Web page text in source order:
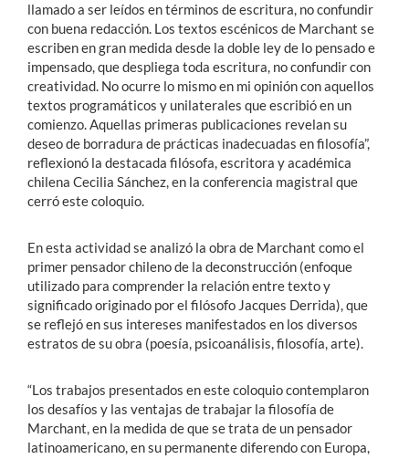
llamado a ser leídos en términos de escritura, no confundir
con buena redacción. Los textos escénicos de Marchant se
escriben en gran medida desde la doble ley de lo pensado e
impensado, que despliega toda escritura, no confundir con
creatividad. No ocurre lo mismo en mi opinión con aquellos
textos programáticos y unilaterales que escribió en un
comienzo. Aquellas primeras publicaciones revelan su
deseo de borradura de prácticas inadecuadas en filosofía”,
reflexionó la destacada filósofa, escritora y académica
chilena Cecilia Sánchez, en la conferencia magistral que
cerró este coloquio.
En esta actividad se analizó la obra de Marchant como el
primer pensador chileno de la deconstrucción (enfoque
utilizado para comprender la relación entre texto y
significado originado por el filósofo Jacques Derrida), que
se reflejó en sus intereses manifestados en los diversos
estratos de su obra (poesía, psicoanálisis, filosofía, arte).
“Los trabajos presentados en este coloquio contemplaron
los desafíos y las ventajas de trabajar la filosofía de
Marchant, en la medida de que se trata de un pensador
latinoamericano, en su permanente diferendo con Europa,